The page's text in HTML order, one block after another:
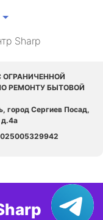
Sharp
РЕМОНТУ БЫТОВОЙ
город Сергиев Посад,